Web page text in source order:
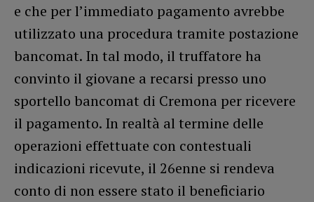
e che per l’immediato pagamento avrebbe
utilizzato una procedura tramite postazione
bancomat. In tal modo, il truffatore ha
convinto il giovane a recarsi presso uno
sportello bancomat di Cremona per ricevere
il pagamento. In realtà al termine delle
operazioni effettuate con contestuali
indicazioni ricevute, il 26enne si rendeva
conto di non essere stato il beneficiario